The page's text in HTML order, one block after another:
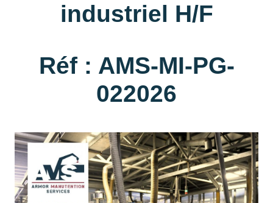
industriel H/F
Réf : AMS-MI-PG-
022026